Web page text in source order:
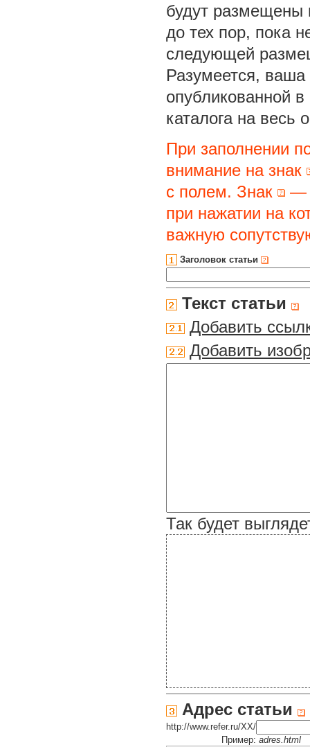
будут размещены
до тех пор, пока
следующей
Разумеется, ваша
опубликованной
каталога на весь
При заполнении
внимание на знак
с полем. Знак
—
при нажатии на
важную
Заголовок статьи
Текст статьи
Добавить
Добавить
Так будет
Адрес статьи
http://www.refer.ru/XX/
Пример: adres.html